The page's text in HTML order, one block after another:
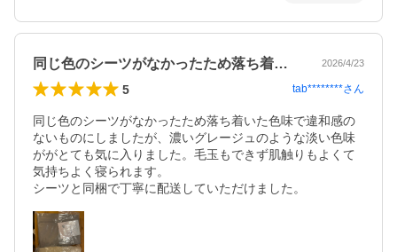
同じ色のシーツがなかったため落ち着いた… 2026/4/23
5 tab********さん
同じ色のシーツがなかったため落ち着いた色味で違和感の
ないものにしましたが、濃いグレージュのような淡い色味
ががとても気に入りました。毛玉もできず肌触りもよくて
気持ちよく寝られます。
シーツと同梱で丁寧に配送していただけました。